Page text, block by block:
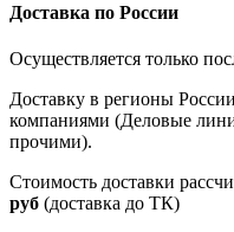
Доставка по России
Осуществляется только
Доставку в регионы
компаниями (Деловые
прочими).
Стоимость доставки
руб (доставка до ТК)